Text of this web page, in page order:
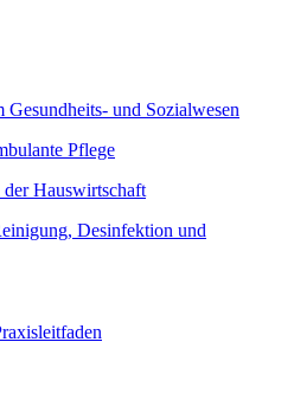
und Sozialwesen
Pflege
der Hauswirtschaft
Desinfektion und